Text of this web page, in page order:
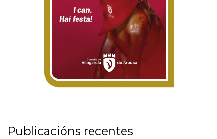
Publicacións recentes